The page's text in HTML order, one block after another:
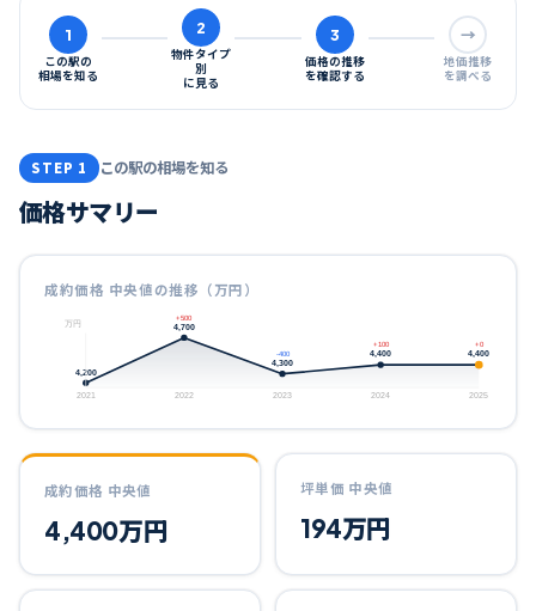
1
この駅の
相場を知る
2
物件タイプ
別
に見る
3
価格の推移
を確認する
→
地価推移
を調べる
STEP 1 この駅の相場を知る
価格サマリー
成約価格 中央値の推移（万円）
万円
4,200
2021
4,700
+500
2022
4,300
-400
2023
4,400
+100
2024
4,400
+0
2025
成約価格 中央値
4,400万円
坪単価 中央値
194万円